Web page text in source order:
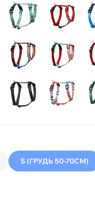
S (ГРУДЬ 50-70СМ)